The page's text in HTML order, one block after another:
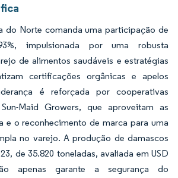
do Norte comanda uma participação de
impulsionada por uma robusta
de alimentos saudáveis e estratégias
certificações orgânicas e apelos
é reforçada por cooperativas
Maid Growers, que aproveitam as
e o reconhecimento de marca para uma
no varejo. A produção de damascos
de 35.820 toneladas, avaliada em USD
apenas garante a segurança do